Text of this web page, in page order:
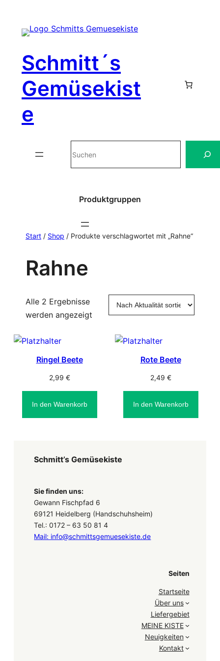
Zum
springen
Schmitt´s
Gemüsekist
e
Produktgruppen
Start / Shop / Produkte verschlagwortet mit „Rahne“
Rahne
Alle 2 Ergebnisse
werden angezeigt Nach
sortiert
Ringel Beete
2,99 €
In den Warenkorb
Rote Beete
2,49 €
In den Warenkorb
Schmitt’s Gemüsekiste
Sie finden uns:
Gewann Fischpfad 6
69121 Heidelberg (Handschuhsheim)
Tel.: 0172 – 63 50 81 4
Mail: info@schmittsgemuesekiste.de
Seiten
Startseite
Über uns
Liefergebiet
MEINE KISTE
Neuigkeiten
Kontakt